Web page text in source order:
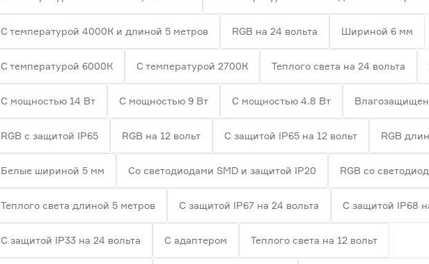
С температурой 4000К и длиной 5 метров RGB на 24 вольта Шириной 6 мм
С температурой 6000К С температурой 2700К Теплого света на 24 вольта
С мощностью 14 Вт С мощностью 9 Вт С мощностью 4.8 Вт
RGB с защитой IP65 RGB на 12 вольт С защитой IP65 на 12 вольт RGB
Белые шириной 5 мм Со светодиодами SMD и защитой IP20 RGB со
Теплого света длиной 5 метров С защитой IP67 на 24 вольта С защитой IP68
С защитой IP33 на 24 вольта С адаптером Теплого света на 12 вольт